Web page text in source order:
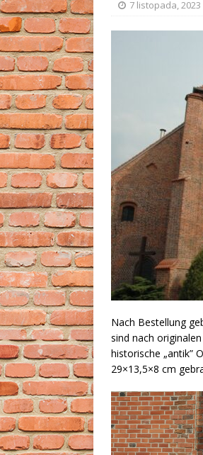
7 listopada, 2023
Nach Bestellung
sind nach
historische „antik”
29×13,5×8 cm